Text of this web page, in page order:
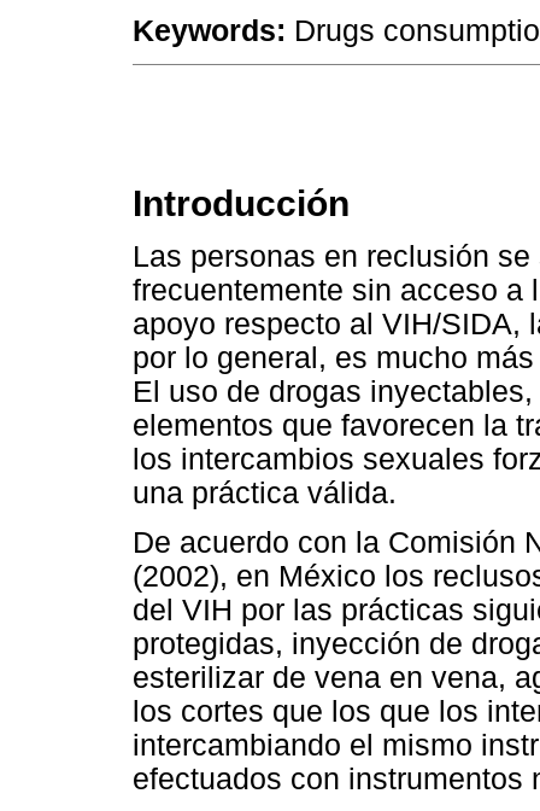
Keywords: Drugs
Introducción
Las personas en reclusión
frecuentemente sin acceso a
apoyo respecto al VIH/SIDA,
por lo general, es mucho
El uso de drogas
elementos que favorecen la
los intercambios sexuales
una práctica válida.
De acuerdo con la Comisión
(2002), en México los
del VIH por las prácticas
protegidas, inyección de
esterilizar de vena en vena,
los cortes que los que los
intercambiando el mismo
efectuados con instrumentos